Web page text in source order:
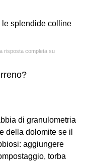
le splendide colline
risposta completa su
di granulometria
della dolomite se il
aggiungere
torba